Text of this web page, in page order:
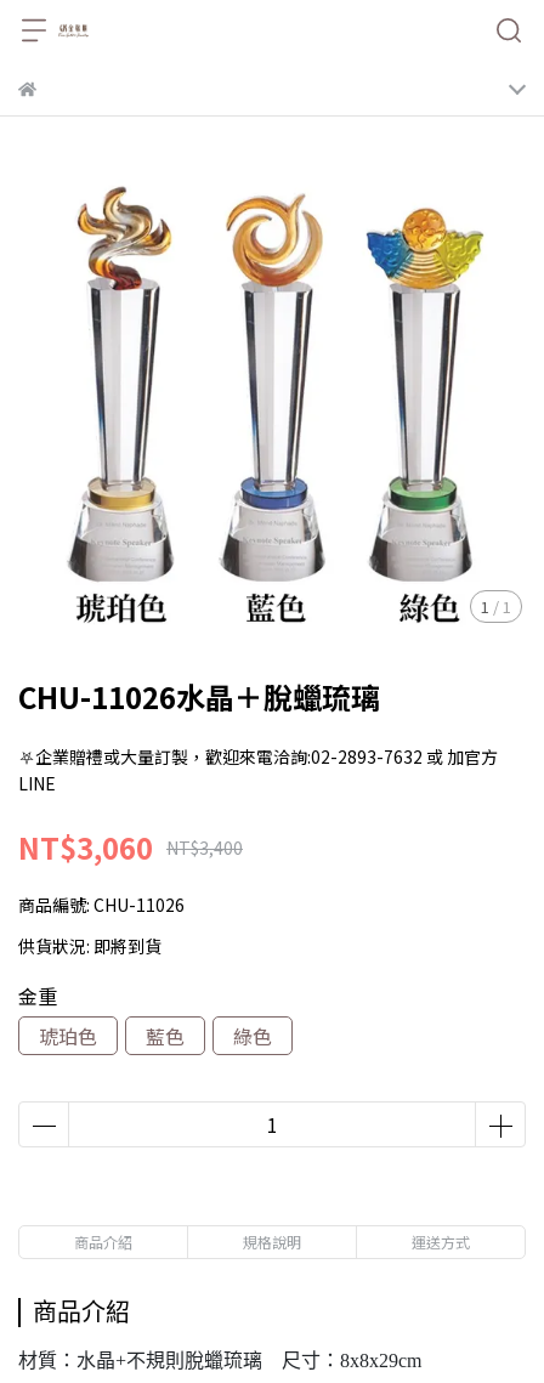
1 / 1
CHU-11026水晶＋脫蠟琉璃
⛧企業贈禮或大量訂製，歡迎來電洽詢:02-2893-7632 或 加官方
LINE
NT$3,060 NT$3,400
商品編號: CHU-11026
供貨狀況: 即將到貨
金重
琥珀色
藍色 綠色
商品介紹 規格說明 運送方式
商品介紹
材質：水晶+不規則脫蠟琉璃 尺寸：8x8x29cm